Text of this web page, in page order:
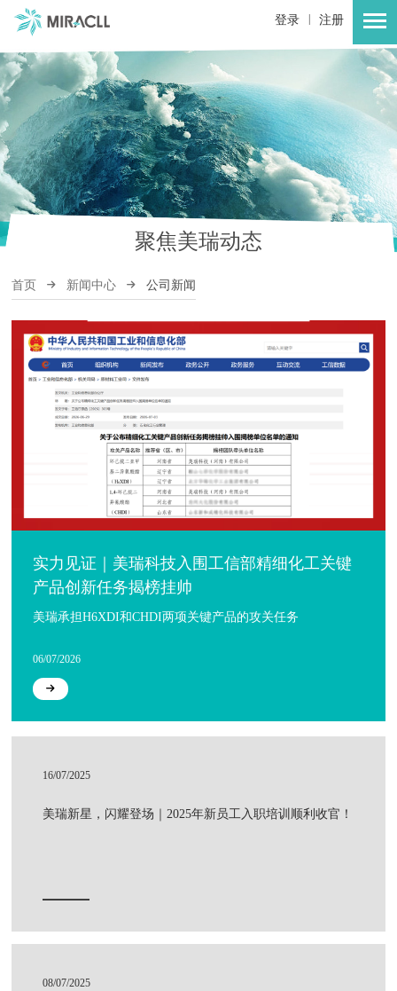
登录 注册
聚焦美瑞动态
首页 新闻中心 公司新闻
实力见证｜美瑞科技入围工信部精细化工关键
产品创新任务揭榜挂帅
美瑞承担H6XDI和CHDI两项关键产品的攻关任务
06/07/2026
16/07/2025
美瑞新星，闪耀登场｜2025年新员工入职培训顺利收官！
08/07/2025